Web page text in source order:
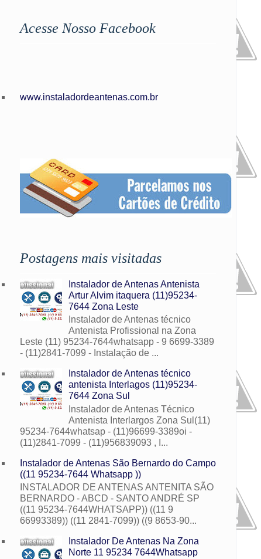
Acesse Nosso Facebook
www.instaladordeantenas.com.br
Postagens mais visitadas
Instalador de Antenas Antenista
Artur Alvim itaquera (11)95234-
7644 Zona Leste
Instalador de Antenas técnico
Antenista Profissional na Zona
Leste (11) 95234-7644whatsapp - 9 6699-3389
- (11)2841-7099 - Instalação de ...
Instalador de Antenas técnico
antenista Interlagos (11)95234-
7644 Zona Sul
Instalador de Antenas Técnico
Antenista Interlargos Zona Sul(11)
95234-7644whatsap - (11)96699-3389oi -
(11)2841-7099 - (11)956839093 , I...
Instalador de Antenas São Bernardo do Campo
((11 95234-7644 Whatsapp ))
INSTALADOR DE ANTENAS ANTENITA SÃO
BERNARDO - ABCD - SANTO ANDRÉ SP
((11 95234-7644WHATSAPP)) ((11 9
66993389)) ((11 2841-7099)) ((9 8653-90...
Instalador De Antenas Na Zona
Norte 11 95234 7644Whatsapp